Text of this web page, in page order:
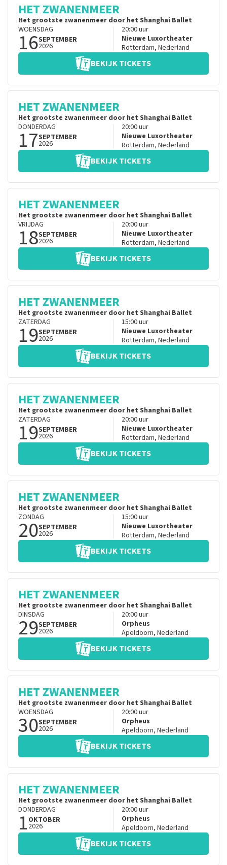
HET ZWANENMEER
Het grootste zwanenmeer door het Shanghai Ballet
WOENSDAG
16SEPTEMBER
2026
20:00uur
Nieuwe Luxortheater
Rotterdam, Nederland
BEKIJK TICKETS
HET ZWANENMEER
Het grootste zwanenmeer door het Shanghai Ballet
DONDERDAG
17SEPTEMBER
2026
20:00uur
Nieuwe Luxortheater
Rotterdam, Nederland
BEKIJK TICKETS
HET ZWANENMEER
Het grootste zwanenmeer door het Shanghai Ballet
VRIJDAG
18SEPTEMBER
2026
20:00uur
Nieuwe Luxortheater
Rotterdam, Nederland
BEKIJK TICKETS
HET ZWANENMEER
Het grootste zwanenmeer door het Shanghai Ballet
ZATERDAG
19SEPTEMBER
2026
15:00uur
Nieuwe Luxortheater
Rotterdam, Nederland
BEKIJK TICKETS
HET ZWANENMEER
Het grootste zwanenmeer door het Shanghai Ballet
ZATERDAG
19SEPTEMBER
2026
20:00uur
Nieuwe Luxortheater
Rotterdam, Nederland
BEKIJK TICKETS
HET ZWANENMEER
Het grootste zwanenmeer door het Shanghai Ballet
ZONDAG
20SEPTEMBER
2026
15:00uur
Nieuwe Luxortheater
Rotterdam, Nederland
BEKIJK TICKETS
HET ZWANENMEER
Het grootste zwanenmeer door het Shanghai Ballet
DINSDAG
29SEPTEMBER
2026
20:00uur
Orpheus
Apeldoorn, Nederland
BEKIJK TICKETS
HET ZWANENMEER
Het grootste zwanenmeer door het Shanghai Ballet
WOENSDAG
30SEPTEMBER
2026
20:00uur
Orpheus
Apeldoorn, Nederland
BEKIJK TICKETS
HET ZWANENMEER
Het grootste zwanenmeer door het Shanghai Ballet
DONDERDAG
1 OKTOBER
2026
20:00uur
Orpheus
Apeldoorn, Nederland
BEKIJK TICKETS